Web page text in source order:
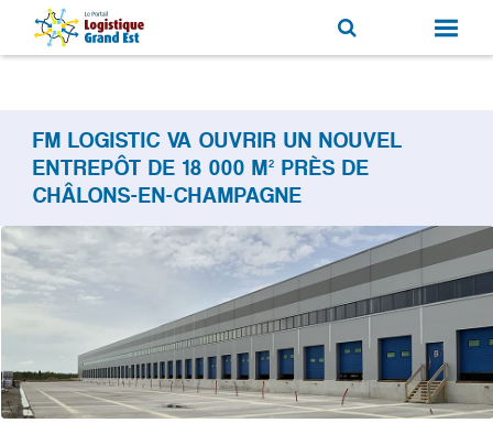
FM LOGISTIC VA OUVRIR UN NOUVEL
ENTREPÔT DE 18 000 M² PRÈS DE
CHÂLONS-EN-CHAMPAGNE